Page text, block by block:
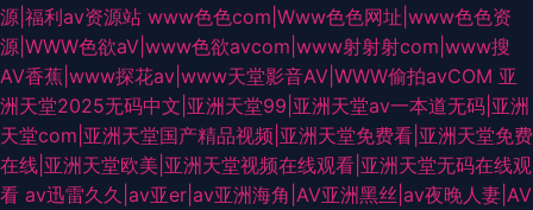
源|福利av资源站 www色色com|Www色色网址|www色色资
源|WWW色欲aV|www色欲avcom|www射射射com|www搜
AV香蕉|www探花av|www天堂影音AV|WWW偷拍avCOM 亚
洲天堂2025无码中文|亚洲天堂99|亚洲天堂av一本道无码|亚洲
天堂com|亚洲天堂国产精品视频|亚洲天堂免费看|亚洲天堂免费
在线|亚洲天堂欧美|亚洲天堂视频在线观看|亚洲天堂无码在线观
看 av迅雷久久|av亚er|av亚洲海角|AV亚洲黑丝|av夜晚人妻|AV